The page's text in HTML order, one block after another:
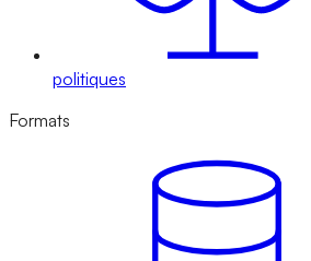
politiques
Formats